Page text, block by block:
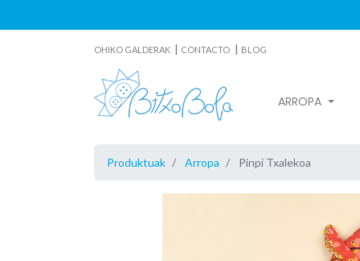
OHIKO GALDERAK | CONTACTO | BLOG
ARROPA
Produktuak Arropa Pinpi Txalekoa